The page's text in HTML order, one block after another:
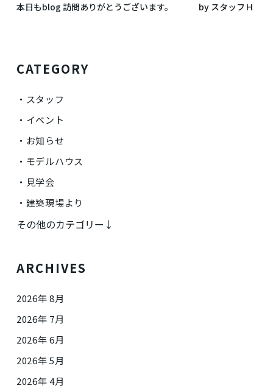
本日もblog 訪問ありがとうございます。 by スタッフＨ
CATEGORY
スタッフ
イベント
お知らせ
モデルハウス
見学会
建築現場より
その他のカテゴリー↓
ARCHIVES
2026年 8月
2026年 7月
2026年 6月
2026年 5月
2026年 4月